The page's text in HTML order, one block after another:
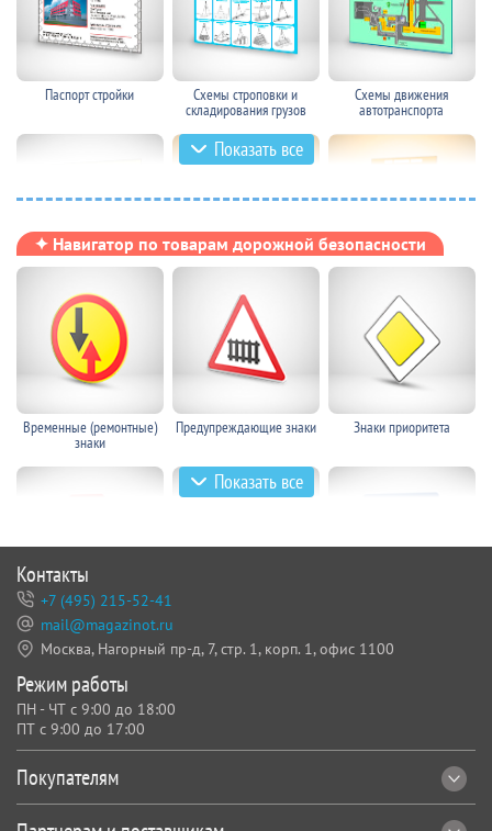
Паспорт стройки Схемы строповки и
складирования грузов
Схемы движения
автотранспорта
Баннеры и
предупреждающие щиты
Стенды по безопасности в
строительстве
Плакаты по безопасности
в строительстве
Предписывающие знаки
Оградительная лента
Показать все
✦ Навигатор по товарам дорожной безопасности
Временные (ремонтные)
знаки
Предупреждающие знаки Знаки приоритета
Запрещающие знаки
предписаний
Информационные знаки Знаки сервиса Знаки дополнительной
Показать все
Покупателям
Контакты
+7 (495) 215-52-41
mail@magazinot.ru
Москва, Нагорный пр-д, 7, стр. 1, корп. 1, офис 1100
Режим работы
ПН - ЧТ с 9:00 до 18:00
ПТ с 9:00 до 17:00